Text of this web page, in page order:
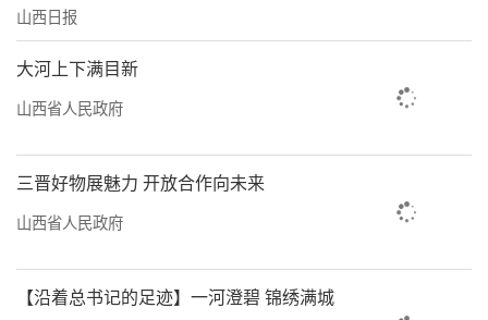
山西日报
大河上下满目新
山西省人民政府
三晋好物展魅力 开放合作向未来
山西省人民政府
【沿着总书记的足迹】一河澄碧 锦绣满城